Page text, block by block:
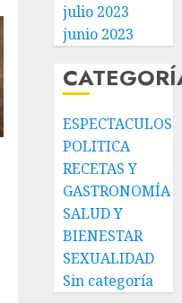
julio 2023
junio 2023
ESPECTACULOS
POLITICA
RECETAS Y
GASTRONOMÍA
SALUD Y
BIENESTAR
SEXUALIDAD
Sin categoría